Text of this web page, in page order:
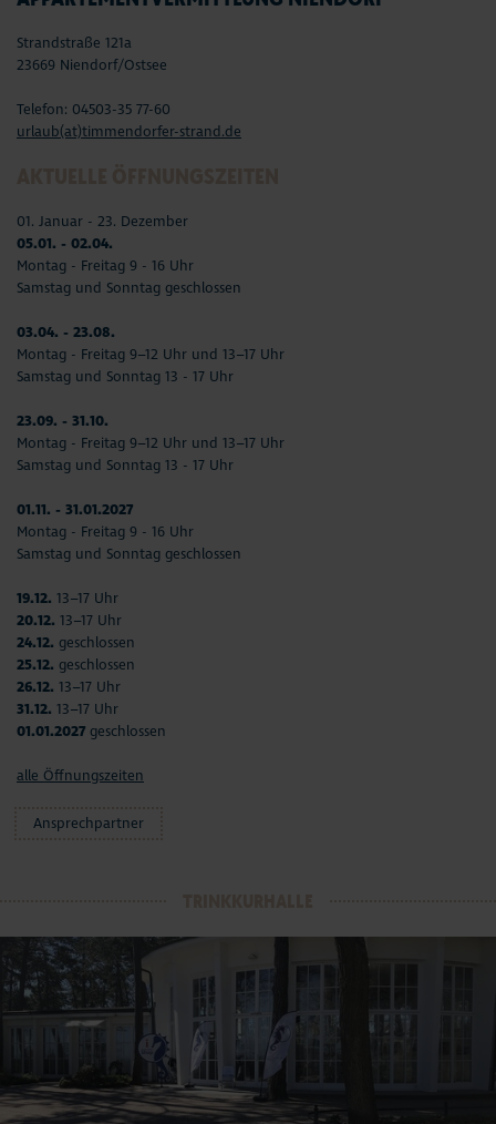
Strandstraße 121a
23669 Niendorf/Ostsee
Telefon: 04503-35 77-60
urlaub(at)timmendorfer-strand.de
01. Januar - 23. Dezember
05.01. - 02.04.
Montag - Freitag 9 - 16 Uhr
Samstag und Sonntag geschlossen
03.04. - 23.08.
Montag - Freitag 9–12 Uhr und 13–17 Uhr
Samstag und Sonntag 13 - 17 Uhr
23.09. - 31.10.
Montag - Freitag 9–12 Uhr und 13–17 Uhr
Samstag und Sonntag 13 - 17 Uhr
01.11. - 31.01.2027
Montag - Freitag 9 - 16 Uhr
Samstag und Sonntag geschlossen
19.12. 13–17 Uhr
20.12. 13–17 Uhr
24.12. geschlossen
25.12. geschlossen
26.12. 13–17 Uhr
31.12. 13–17 Uhr
01.01.2027 geschlossen
alle Öffnungszeiten
Ansprechpartner